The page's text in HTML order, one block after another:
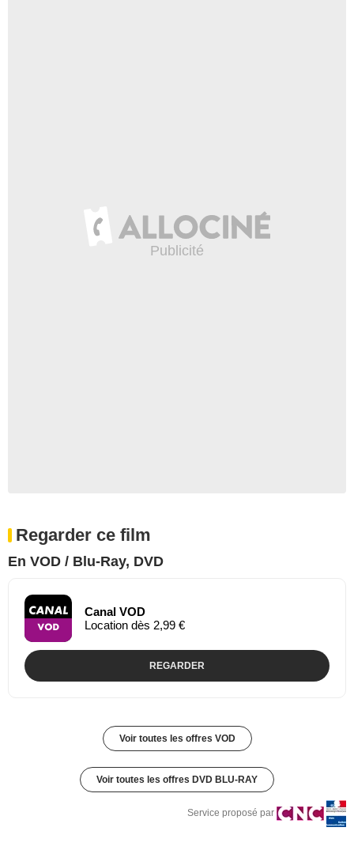
Regarder ce film
En VOD / Blu-Ray, DVD
Canal VOD
Location dès 2,99 €
REGARDER
Voir toutes les offres VOD
Voir toutes les offres DVD BLU-RAY
Service proposé par